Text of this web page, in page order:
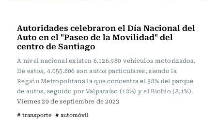
Autoridades celebraron el Día Nacional del
Auto en el "Paseo de la Movilidad" del
centro de Santiago
A nivel nacional existen 6.126.980 vehículos motorizados.
De estos, 4.055.806 son autos particulares, siendo la
Región Metropolitana la que concentra el 38% del parque
de autos, seguido por Valparaíso (12%) y el Biobío (8,1%).
Viernes 29 de septiembre de 2023
# transporte # automóvil